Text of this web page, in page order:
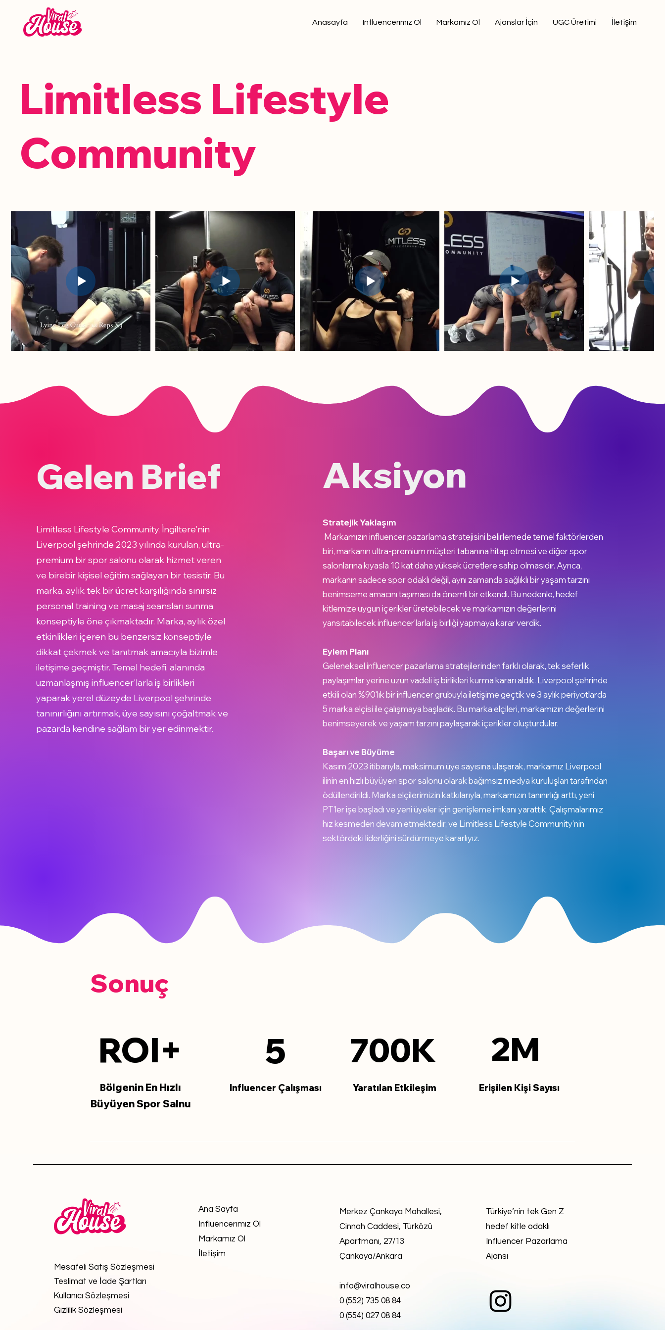
Anasayfa Influencerımız Ol Markamız Ol Ajanslar İçin UGC Üretimi İletişim
Limitless Lifestyle
Community
Gelen Brief
Limitless Lifestyle Community, İngiltere'nin
Liverpool şehrinde 2023 yılında kurulan, ultra-
premium bir spor salonu olarak hizmet veren
ve birebir kişisel eğitim sağlayan bir tesistir. Bu
marka, aylık tek bir ücret karşılığında sınırsız
personal training ve masaj seansları sunma
konseptiyle öne çıkmaktadır. Marka, aylık özel
etkinlikleri içeren bu benzersiz konseptiyle
dikkat çekmek ve tanıtmak amacıyla bizimle
iletişime geçmiştir. Temel hedefi, alanında
uzmanlaşmış influencer'larla iş birlikleri
yaparak yerel düzeyde Liverpool şehrinde
tanınırlığını artırmak, üye sayısını çoğaltmak ve
pazarda kendine sağlam bir yer edinmektir.
Aksiyon
Stratejik Yaklaşım
Markamızın influencer pazarlama stratejisini belirlemede temel faktörlerden
biri, markanın ultra-premium müşteri tabanına hitap etmesi ve diğer spor
salonlarına kıyasla 10 kat daha yüksek ücretlere sahip olmasıdır. Ayrıca,
markanın sadece spor odaklı değil, aynı zamanda sağlıklı bir yaşam tarzını
benimseme amacını taşıması da önemli bir etkendi. Bu nedenle, hedef
kitlemize uygun içerikler üretebilecek ve markamızın değerlerini
yansıtabilecek influencer'larla iş birliği yapmaya karar verdik.
Eylem Planı
Geleneksel influencer pazarlama stratejilerinden farklı olarak, tek seferlik
paylaşımlar yerine uzun vadeli iş birlikleri kurma kararı aldık. Liverpool şehrinde
etkili olan %90'lık bir influencer grubuyla iletişime geçtik ve 3 aylık periyotlarda
5 marka elçisi ile çalışmaya başladık. Bu marka elçileri, markamızın değerlerini
benimseyerek ve yaşam tarzını paylaşarak içerikler oluşturdular.
Başarı ve Büyüme
Kasım 2023 itibarıyla, maksimum üye sayısına ulaşarak, markamız Liverpool
ilinin en hızlı büyüyen spor salonu olarak bağımsız medya kuruluşları tarafından
ödüllendirildi. Marka elçilerimizin katkılarıyla, markamızın tanınırlığı arttı, yeni
PT'ler işe başladı ve yeni üyeler için genişleme imkanı yarattık. Çalışmalarımız
hız kesmeden devam etmektedir, ve Limitless Lifestyle Community'nin
sektördeki liderliğini sürdürmeye kararlıyız.
Sonuç
ROI+
Bölgenin En Hızlı
Büyüyen Spor Salnu
5 700K
Influencer Çalışması Yaratılan Etkileşim
2M
Erişilen Kişi Sayısı
Mesafeli Satış Sözleşmesi
Teslimat ve İade Şartları
Kullanıcı Sözleşmesi
Gizlilik Sözleşmesi
Ana Sayfa
Influencerımız Ol
Markamız Ol
İletişim
Merkez Çankaya Mahallesi,
Cinnah Caddesi, Türközü
Apartmanı, 27/13
Çankaya/Ankara
info@viralhouse.co
0 (552) 735 08 84
0 (554) 027 08 84
Türkiye’nin tek Gen Z
hedef kitle odaklı
Influencer Pazarlama
Ajansı